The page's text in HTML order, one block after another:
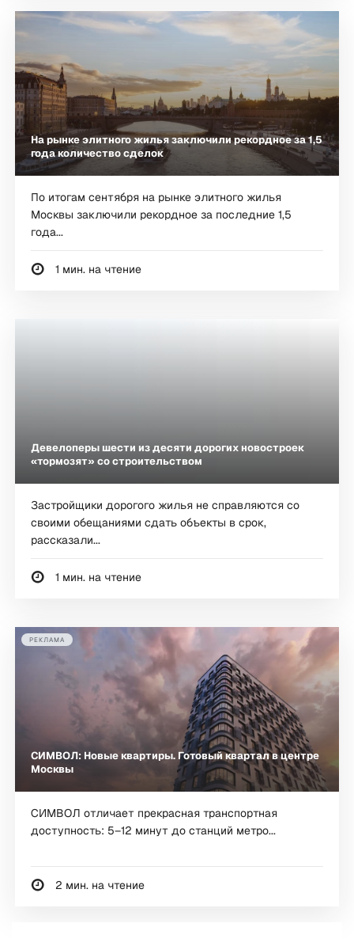
На рынке элитного жилья заключили рекордное за 1,5
года количество сделок
По итогам сентября на рынке элитного жилья
Москвы заключили рекордное за последние 1,5
года...
1 мин. на чтение
Девелоперы шести из десяти дорогих новостроек
«тормозят» со строительством
Застройщики дорогого жилья не справляются со
своими обещаниями сдать объекты в срок,
рассказали...
1 мин. на чтение
РЕКЛАМА
СИМВОЛ: Новые квартиры. Готовый квартал в центре
Москвы
СИМВОЛ отличает прекрасная транспортная
доступность: 5–12 минут до станций метро...
2 мин. на чтение